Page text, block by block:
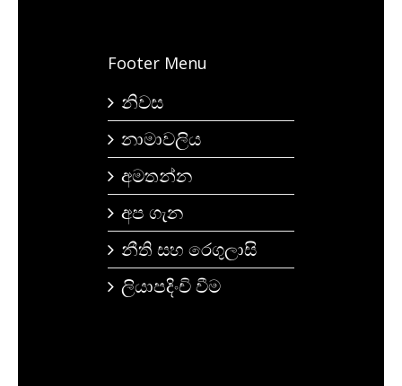
Footer Menu
නිවස
නාමාවලිය
අමතන්න
අප ගැන
නීති සහ රෙගුලාසි
ලියාපදිංචි වීම